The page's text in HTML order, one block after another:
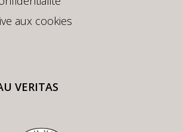
aux cookies
VERITAS